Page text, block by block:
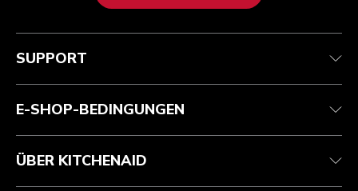
Kundenservice
Garantie und Dokumente
Kontaktieren Sie uns.
Teilnahmebedingungen
Rückgaben und Erstattungen
Impressum
ODR
Die Marke
Händlersuche
SUPPORT
E-SHOP-BEDINGUNGEN
ÜBER KITCHENAID